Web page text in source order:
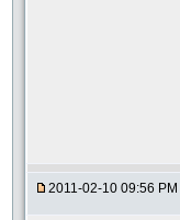
2011-02-10 09:56 PM